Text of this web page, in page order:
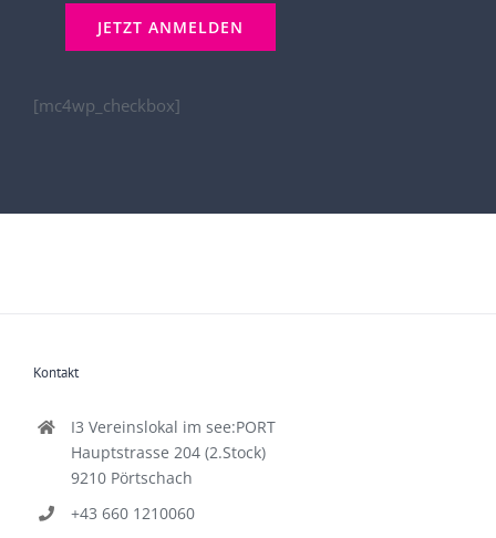
[mc4wp_checkbox]
Kontakt
I3 Vereinslokal im see:PORT
Hauptstrasse 204 (2.Stock)
9210 Pörtschach
+43 660 1210060